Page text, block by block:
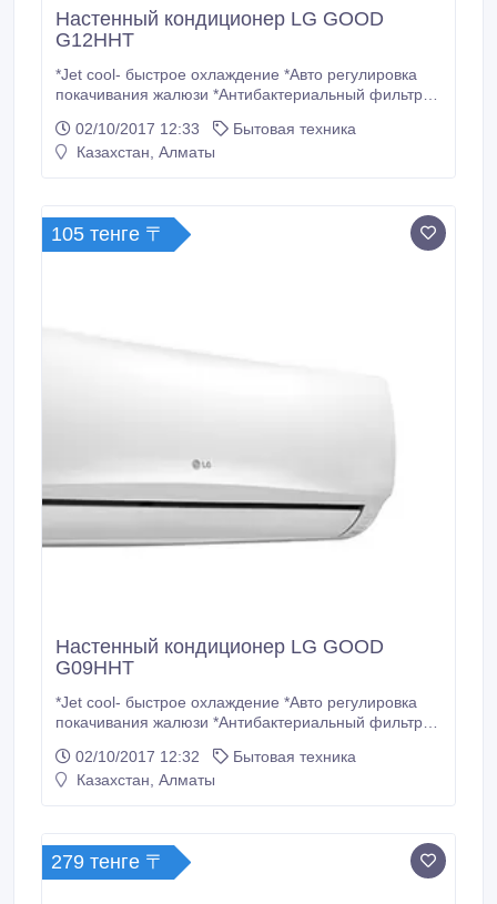
Настенный кондиционер LG GOOD
G12HHT
*Jet cool- быстрое охлаждение *Авто регулировка
покачивания жалюзи *Антибактериальный фильтр
*Ночной режим ТЕХНИЧЕСКИЕ ДАННЫЕ
Рекомендуемая площадь, м2 35 Габариты внутр.
02/10/2017 12:33
Бытовая техника
Казахстан, Алматы
105 тенге 〒
Настенный кондиционер LG GOOD
G09HHT
*Jet cool- быстрое охлаждение *Авто регулировка
покачивания жалюзи *Антибактериальный фильтр
*Ночной режим С инсталляцией ТЕХНИЧЕСКИЕ
ДАННЫЕ Рекомендуемая площадь, м2 25 Габариты
02/10/2017 12:32
Бытовая техника
Казахстан, Алматы
279 тенге 〒